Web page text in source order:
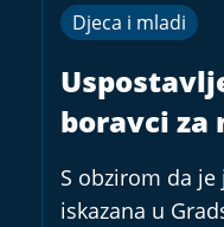
Djeca i mladi
boravci za
S obzirom da
iskazana u